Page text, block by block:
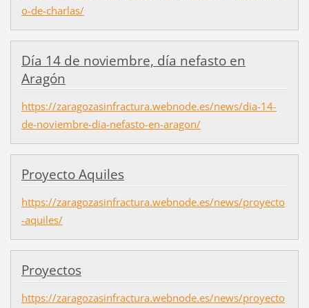
o-de-charlas/
Día 14 de noviembre, día nefasto en
Aragón
https://zaragozasinfractura.webnode.es/news/dia-14-
de-noviembre-dia-nefasto-en-aragon/
Proyecto Aquiles
https://zaragozasinfractura.webnode.es/news/proyecto
-aquiles/
Proyectos
https://zaragozasinfractura.webnode.es/news/proyecto